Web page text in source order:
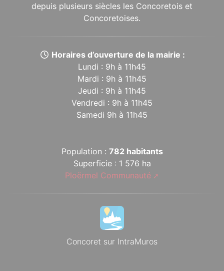
depuis plusieurs siècles les Concoretois et
Concoretoises.
Horaires d’ouverture de la mairie :
Lundi : 9h à 11h45
Mardi : 9h à 11h45
Jeudi : 9h à 11h45
Vendredi : 9h à 11h45
Samedi 9h à 11h45
Population : 782 habitants
Superficie : 1 576 ha
Ploërmel Communauté
Concoret sur IntraMuros